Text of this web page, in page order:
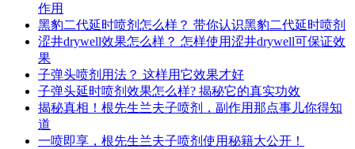
作用
黑豹二代延时喷剂怎么样？ 带你认识黑豹二代延时喷剂
涩井drywell效果怎么样？ 怎样使用涩井drywell可保证效
果
子弹头喷剂用法？ 这样用它效果才好
子弹头延时喷剂效果怎么样? 揭秘它的真实功效
揭秘真相！根先生兰夫子喷剂，副作用那点事儿你得知
道
一喷即享，根先生兰夫子喷剂使用秘籍大公开！